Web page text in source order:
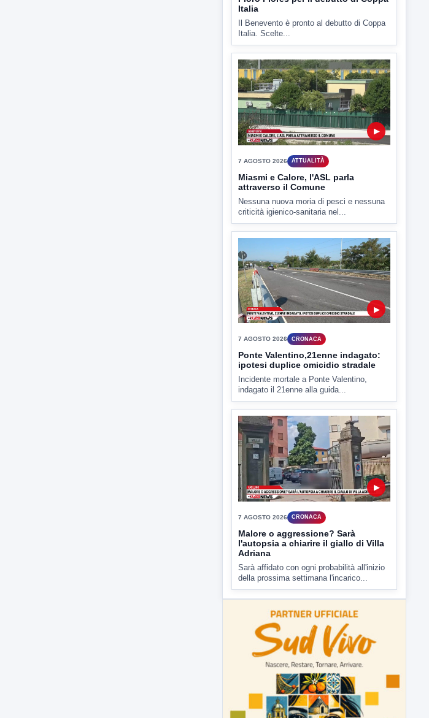
▶
7 AGOSTO 2026 ATTUALITÀ
Miasmi e Calore, l'ASL parla
attraverso il Comune
Nessuna nuova moria di pesci e nessuna
criticità igienico-sanitaria nel...
▶
7 AGOSTO 2026
Ponte Valentino,21enne indagato:
ipotesi duplice omicidio stradale
Incidente mortale a Ponte Valentino,
indagato il 21enne alla guida...
▶
7 AGOSTO 2026 CRONACA
Malore o aggressione? Sarà
l'autopsia a chiarire il giallo di Villa
Sarà affidato con ogni probabilità all'inizio
della prossima settimana l'incarico...